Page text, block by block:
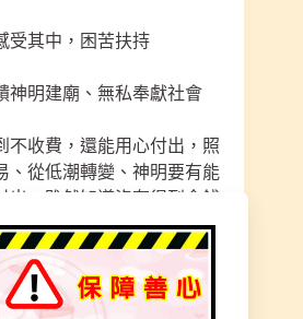
受其中，困苦扶持
神明建廟、無私奉獻社會
不收費，還能用心付出，照
、從低潮轉變、神明要有能
出，雖然知道沒有得到金錢
人民，這就是所謂的無貪
困苦中蛻變、好轉、感受，